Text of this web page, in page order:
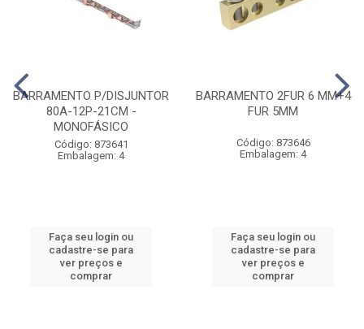
BARRAMENTO P/DISJUNTOR
80A-12P-21CM -
MONOFÁSICO
Código: 873641
Embalagem: 4
Faça seu login ou
cadastre-se para
ver preços e
comprar
BARRAMENTO 2FUR 6 MM+4
FUR 5MM
Código: 873646
Embalagem: 4
Faça seu login ou
cadastre-se para
ver preços e
comprar